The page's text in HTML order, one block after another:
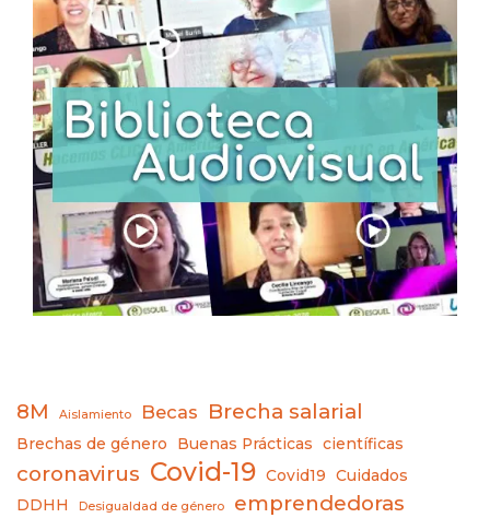
8M Aislamiento Becas Brecha salarial
Brechas de género Buenas Prácticas científicas
coronavirus Covid-19 Covid19
Cuidados
DDHH
Desigualdad de género emprendedoras